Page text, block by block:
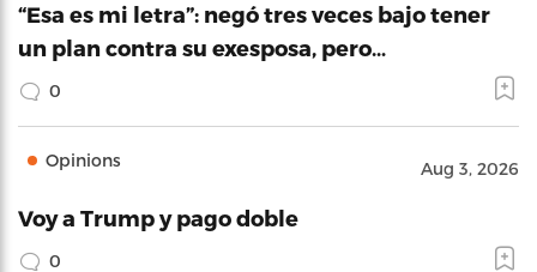
“Esa es mi letra”: negó tres veces bajo tener
un plan contra su exesposa, pero…
0
Opinions Aug 3, 2026
Voy a Trump y pago doble
0